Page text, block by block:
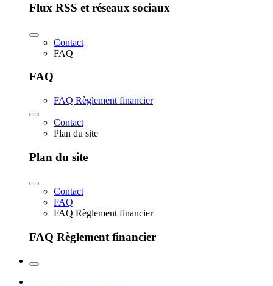
Flux RSS et réseaux sociaux
Contact
FAQ
FAQ
FAQ Règlement financier
Contact
Plan du site
Plan du site
Contact
FAQ
FAQ Règlement financier
FAQ Règlement financier